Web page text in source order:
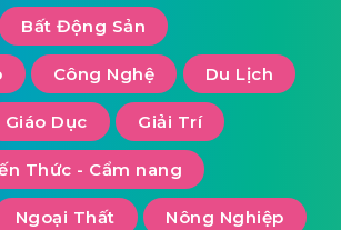
Bất Động Sản
Công Nghệ Du Lịch
Giáo Dục Giải Trí
Thức - Cẩm nang
Ngoại Thất Nông Nghiệp